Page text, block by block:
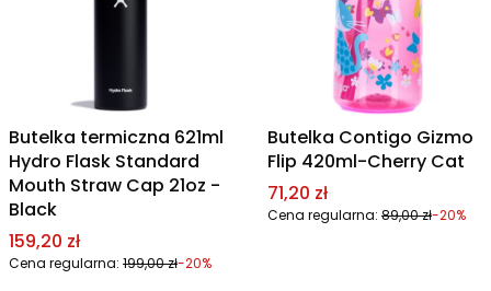
Butelka termiczna 621ml
Hydro Flask Standard
Mouth Straw Cap 21oz -
Black
Cena promocyjna
159,20 zł
Cena regularna: 199,00 zł-20%
Butelka Contigo Gizmo
Flip 420ml-Cherry Cat
Cena promocyjna
71,20 zł
Cena regularna: 89,00 zł-20%